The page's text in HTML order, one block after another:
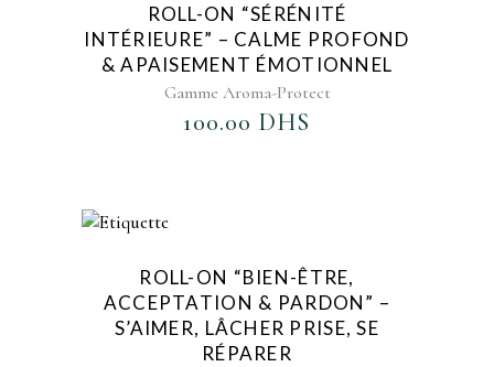
ROLL-ON “SÉRÉNITÉ
INTÉRIEURE” – CALME PROFOND
& APAISEMENT ÉMOTIONNEL
Gamme Aroma-Protect
100.00 DHS
ROLL-ON “BIEN-ÊTRE,
ACCEPTATION & PARDON” –
S’AIMER, LÂCHER PRISE, SE
RÉPARER